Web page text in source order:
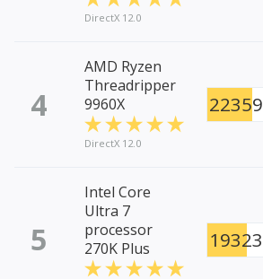
DirectX 12.0
4
AMD Ryzen
Threadripper
9960X
DirectX 12.0
22359
5
Intel Core
Ultra 7
processor
270K Plus
19323